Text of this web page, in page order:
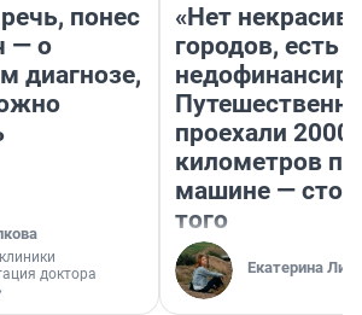
понес
— о
диагнозе,
доктора
«Нет
городов, есть
проехали 2000
километров по
машине —
того
Екатерина